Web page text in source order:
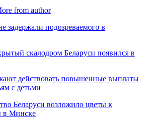
from author
задержали подозреваемого в
скалодром Беларуси появился в
действовать повышенные выплаты
с детьми
Беларуси возложило цветы к
в Минске